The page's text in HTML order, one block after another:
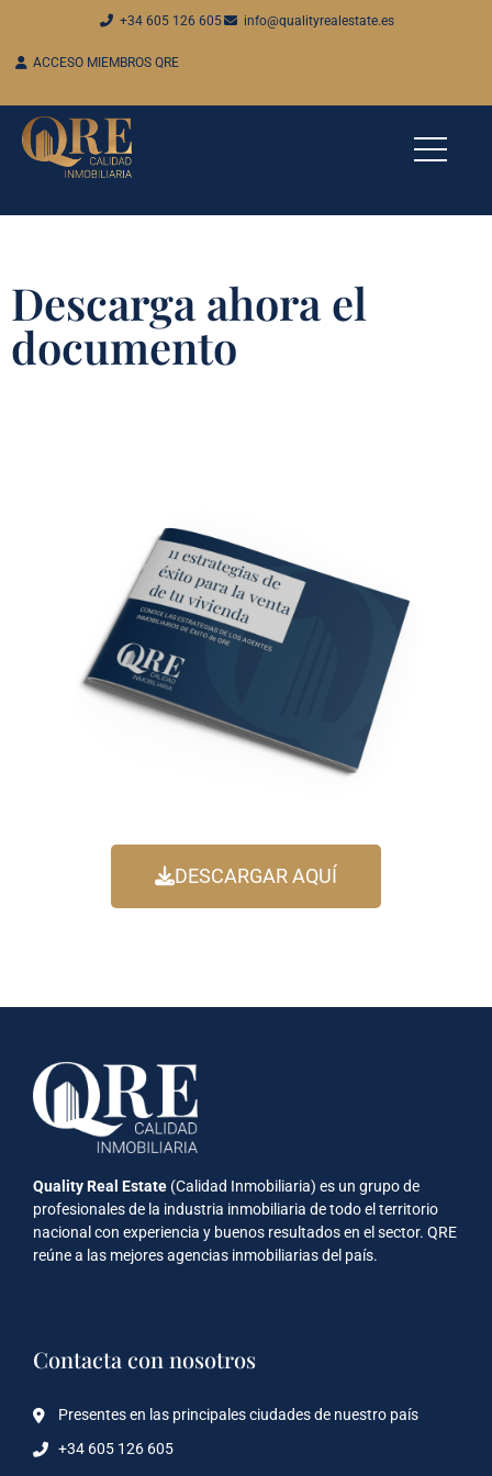
+34 605 126 605 info@qualityrealestate.es
ACCESO MIEMBROS QRE
Descarga ahora el
documento
DESCARGAR AQUÍ
Quality Real Estate (Calidad Inmobiliaria) es un grupo de
profesionales de la industria inmobiliaria de todo el territorio
nacional con experiencia y buenos resultados en el sector. QRE
reúne a las mejores agencias inmobiliarias del país.
Contacta con nosotros
Presentes en las principales ciudades de nuestro país
+34 605 126 605